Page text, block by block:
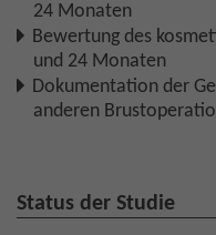
24 Monaten
Bewertung des
und 24 Monaten
Dokumentation der
anderen
Status der Studie